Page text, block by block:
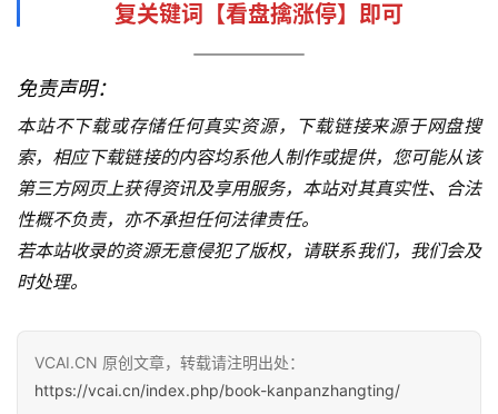
复关键词【看盘擒涨停】即可
免责声明：
本站不下载或存储任何真实资源，下载链接来源于网盘搜
索，相应下载链接的内容均系他人制作或提供，您可能从该
第三方网页上获得资讯及享用服务，本站对其真实性、合法
性概不负责，亦不承担任何法律责任。
若本站收录的资源无意侵犯了版权，请联系我们，我们会及
时处理。
VCAI.CN 原创文章，转载请注明出处：
https://vcai.cn/index.php/book-kanpanzhangting/